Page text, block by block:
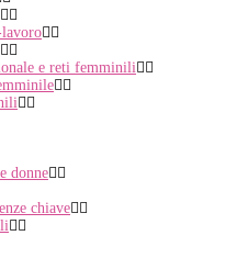
e reti femminili
donne
chiave